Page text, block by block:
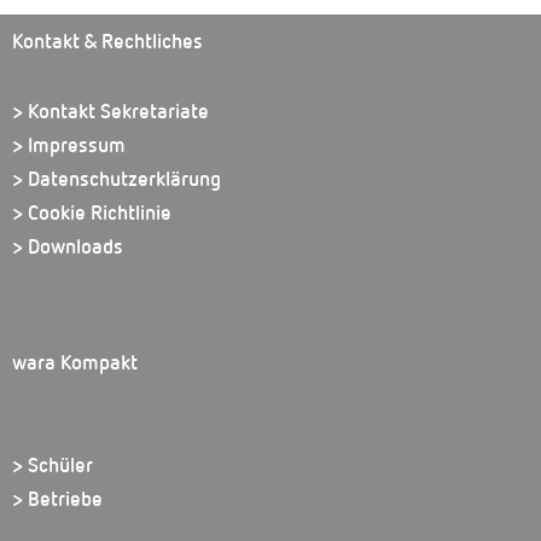
Kontakt & Rechtliches
> Kontakt Sekretariate
> Impressum
> Datenschutzerklärung
> Cookie Richtlinie
> Downloads
wara Kompakt
> Schüler
> Betriebe